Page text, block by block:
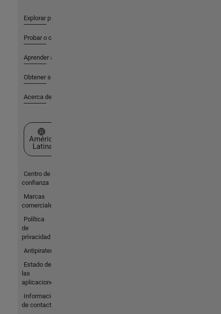
Explorar productos
Probar o comprar
Aprender a utilizar
Obtener soporte
Acerca de MathWorks
Seleccione un país/idioma
América
Latina
Centro de
confianza
Marcas
comerciales
Política
de
privacidad
Antipiratería
Estado de
las
aplicaciones
Información
de contacto